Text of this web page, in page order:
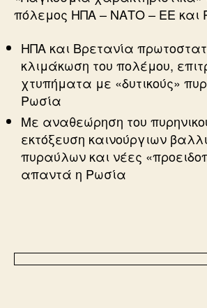
πόλεμος ΗΠΑ – ΝΑΤΟ – ΕΕ και
ΗΠΑ και Βρετανία
κλιμάκωση του πολέμου,
χτυπήματα με «δυτικούς»
Ρωσία
Με αναθεώρηση του
εκτόξευση καινούργιων
πυραύλων και νέες
απαντά η Ρωσία